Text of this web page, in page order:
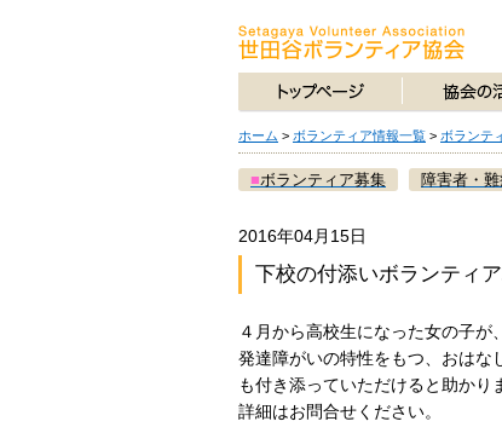
ホーム > ボランティア情報一覧 > ボランテ
■ボランティア募集 障害者・
2016年04月15日
下校の付添いボランティ
４月から高校生になった女の子が
発達障がいの特性をもつ、おはな
も付き添っていただけると助かり
詳細はお問合せください。